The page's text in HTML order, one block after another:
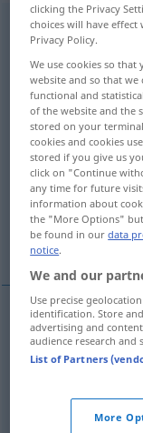
supplementary [-
Overview of all
(For more details,
ergänzend,
Nachtrags…
supplementär
nachträglich
ergänzend,
Nach(trags)…,
clicking the Privacy
choices will have
Privacy Policy.
We use cookies so
website and so that we
functional and
of the website and the
stored on your
cookies and cookies
stored if you give us
click on "Continue
any time for future
information about
the "More Options"
be found in ourdata
notice.
We and our
Use precise
identification. Store
advertising and
audience research and
List of Partners
More